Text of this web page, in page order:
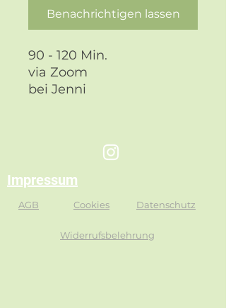
Benachrichtigen lassen
90 - 120 Min.
via Zoom
bei Jenni
Impressum
AGB Cookies Datenschutz
Widerrufsbelehrung